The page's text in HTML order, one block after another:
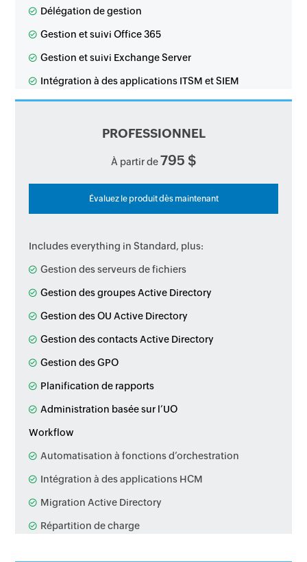
Délégation de gestion
Gestion et suivi Office 365
Gestion et suivi Exchange Server
Intégration à des applications ITSM et SIEM
PROFESSIONNEL
À partir de795 $
Évaluez le produit dès maintenant
Includes everything in Standard, plus:
Gestion des serveurs de fichiers
Gestion des groupes Active Directory
Gestion des OU Active Directory
Gestion des contacts Active Directory
Gestion des GPO
Planification de rapports
Administration basée sur l’UO
Workflow
Automatisation à fonctions d’orchestration
Intégration à des applications HCM
Migration Active Directory
Répartition de charge